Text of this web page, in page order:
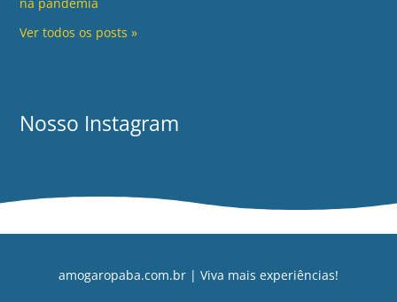
Ver todos os posts »
Nosso Instagram
amogaropaba.com.br | Viva mais experiências!